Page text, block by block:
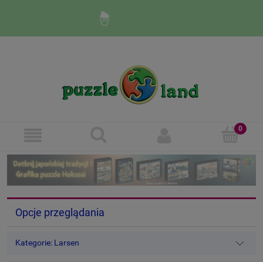
Opcje przeglądania
Kategorie: Larsen